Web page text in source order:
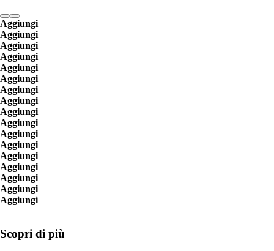
Aggiungi
Aggiungi
Aggiungi
Aggiungi
Aggiungi
Aggiungi
Aggiungi
Aggiungi
Aggiungi
Aggiungi
Aggiungi
Aggiungi
Aggiungi
Aggiungi
Aggiungi
Aggiungi
Aggiungi
Scopri di più